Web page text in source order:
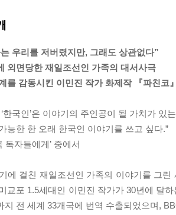
우리를 저버렸지만, 그래도 상관없다”
외면당한 재일조선인 가족의 대서사극
를 감동시킨 이민진 작가 화제작 『파친코
‘한국인’은 이야기의 주인공이 될 가치가 있
능한 한 오래 한국인 이야기를 쓰고 싶다.”
독자들에게’ 중에서
에 걸친 재일조선인 가족의 이야기를 그
교포 1.5세대인 이민진 작가가 30년에 달
지 전 세계 33개국에 번역 수출되었으며,